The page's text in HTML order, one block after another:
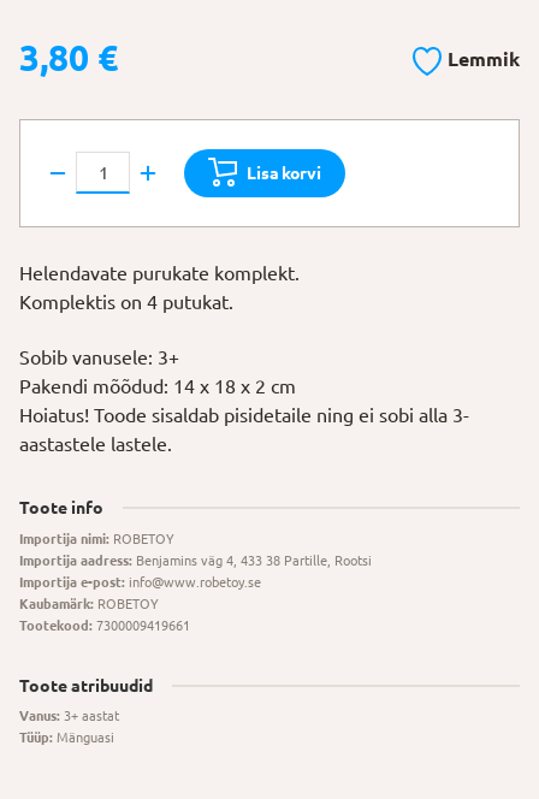
3,80 € Lemmik
Helendavad
putukad
kogus
Lisa korvi
Helendavate purukate komplekt.
Komplektis on 4 putukat.
Sobib vanusele: 3+
Pakendi mõõdud: 14 x 18 x 2 cm
Hoiatus! Toode sisaldab pisidetaile ning ei sobi alla 3-
aastastele lastele.
Toote info
Importija nimi: ROBETOY
Importija aadress: Benjamins väg 4, 433 38 Partille, Rootsi
Importija e-post: info@www.robetoy.se
Kaubamärk: ROBETOY
Tootekood: 7300009419661
Toote atribuudid
Vanus: 3+ aastat
Tüüp: Mänguasi